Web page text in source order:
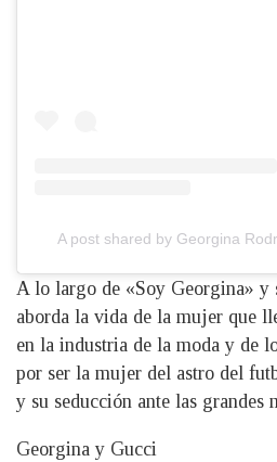
A post shared by Georgina
A lo largo de «Soy Georgina» y
aborda la vida de la mujer que
en la industria de la moda y de
por ser la mujer del astro del
y su seducción ante las grandes
Georgina y Gucci